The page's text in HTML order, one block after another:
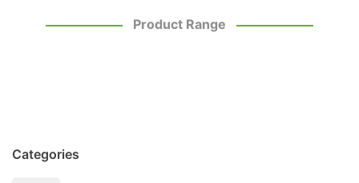
Product Range
Categories